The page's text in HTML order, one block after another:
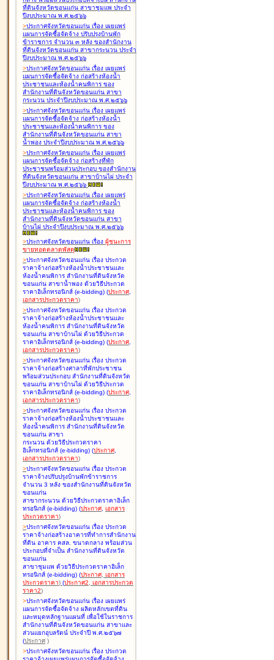
ที่ดินจังหวัดขอนแก่น สาขาชุมแพ ประจำ
ปีงบประมาณ พ.ศ.๒๕๖๖
>ประกาศจังหวัดขอนแก่น เรื่อง เผยแพร่
แผนการจัดซื้อจัดจ้าง ปรับปรุงบ้านพัก
ข้าราชการ จำนวน ๓ หลัง ของสำนักงาน
ที่ดินจังหวัดขอนแก่น สาขากระนวน ประจำ
ปีงบประมาณ พ.ศ.๒๕๖๖
>ประกาศจังหวัดขอนแก่น เรื่อง เผยแพร่
แผนการจัดซื้อจัดจ้าง ก่อสร้างห้องน้ำ
ประชาชนและห้องน้ำคนพิการ ของ
สำนักงานที่ดินจังหวัดขอนแก่น สาขา
กระนวน ประจำปีงบประมาณ พ.ศ.๒๕๖๖
>ประกาศจังหวัดขอนแก่น เรื่อง เผยแพร่
แผนการจัดซื้อจัดจ้าง ก่อสร้างห้องน้ำ
ประชาชนและห้องน้ำคนพิการ ของ
สำนักงานที่ดินจังหวัดขอนแก่น สาขา
น้ำพอง ประจำปีงบประมาณ พ.ศ.๒๕๖๖
>ประกาศจังหวัดขอนแก่น เรื่อง เผยแพร่
แผนการจัดซื้อจัดจ้าง ก่อสร้างที่พัก
ประชาชนพร้อมส่วนประกอบ ของสำนักงาน
ที่ดินจังหวัดขอนแก่น สาขาบ้านไผ่ ประจำ
ปีงบประมาณ พ.ศ.๒๕๖๖
>ประกาศจังหวัดขอนแก่น เรื่อง เผยแพร่
แผนการจัดซื้อจัดจ้าง ก่อสร้างห้องน้ำ
ประชาชนและห้องน้ำคนพิการ ของ
สำนักงานที่ดินจังหวัดขอนแก่น สาขา
บ้านไผ่ ประจำปีงบประมาณ พ.ศ.๒๕๖๖
>ประกาศจังหวัดขอนแก่น เรื่อง ผู้ชนะการ
ขายทอดตลาดพัสดุ
>ประกาศจังหวัดขอนแก่น เรื่อง ประกวด
ราคาจ้างก่อสร้างห้องน้ำประชาชนและ
ห้องน้ำคนพิการ สำนักงานที่ดินจังหวัด
ขอนแก่น สาขาน้ำพอง ด้วยวิธีประกวด
ราคาอิเล็กทรอนิกส์ (e-bidding) (ประกาศ,
เอกสารประกวดราคา)
>ประกาศจังหวัดขอนแก่น เรื่อง ประกวด
ราคาจ้างก่อสร้างห้องน้ำประชาชนและ
ห้องน้ำคนพิการ สำนักงานที่ดินจังหวัด
ขอนแก่น สาขาบ้านไผ่ ด้วยวิธีประกวด
ราคาอิเล็กทรอนิกส์ (e-bidding) (ประกาศ,
เอกสารประกวดราคา)
>ประกาศจังหวัดขอนแก่น เรื่อง ประกวด
ราคาจ้างก่อสร้างศาลาที่พักประชาชน
พร้อมส่วนประกอบ สำนักงานที่ดินจังหวัด
ขอนแก่น สาขาบ้านไผ่ ด้วยวิธีประกวด
ราคาอิเล็กทรอนิกส์ (e-bidding) (ประกาศ,
เอกสารประกวดราคา)
>ประกาศจังหวัดขอนแก่น เรื่อง ประกวด
ราคาจ้างก่อสร้างห้องน้ำประชาชนและ
ห้องน้ำคนพิการ สำนักงานที่ดินจังหวัด
ขอนแก่น สาขา
กระนวน ด้วยวิธีประกวดราคา
อิเล็กทรอนิกส์ (e-bidding) (ประกาศ,
เอกสารประกวดราคา)
>ประกาศจังหวัดขอนแก่น เรื่อง ประกวด
ราคาจ้างปรับปรุงบ้านพักข้าราชการ
จำนวน 3 หลัง ของสำนักงานที่ดินจังหวัด
ขอนแก่น
สาขากระนวน ด้วยวิธีประกวดราคาอิเล็ก
ทรอนิกส์ (e-bidding) (ประกาศ, เอกสาร
ประกวดราคา)
>ประกาศจังหวัดขอนแก่น เรื่อง ประกวด
ราคาจ้างก่อสร้างอาคารที่ทำการสำนักงาน
ที่ดิน อาคาร คสล. ขนาดกลาง พร้อมส่วน
ประกอบที่จำเป็น สำนักงานที่ดินจังหวัด
ขอนแก่น
สาขาชุมแพ ด้วยวิธีประกวดราคาอิเล็ก
ทรอนิกส์ (e-bidding) (ประกาศ, เอกสาร
ประกวดราคา) (ประกาศ2, เอกสารประกวด
ราคา2)
>ประกาศจังหวัดขอนแก่น เรื่อง เผยแพร่
แผนการจัดซื้อจัดจ้าง ผลิตหลักเขตที่ดิน
และหมุดหลักฐานแผนที่ เพื่อใช้ในราชการ
สำนักงานที่ดินจังหวัดขอนแก่น สาขาและ
ส่วนแยกอุบลรัตน์ ประจำปี พ.ศ.๒๕๖๗
(ประกาศ )
>ประกาศจังหวัดขอนแก่น เรื่อง ประกวด